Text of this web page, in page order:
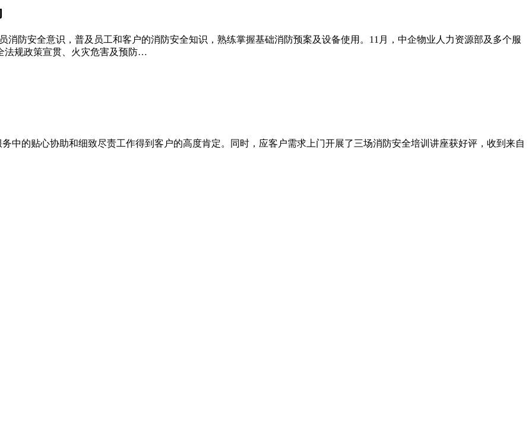
消防安全意识，普及员工和客户的消防安全知识，熟练掌握基础消防预案及设备使用。11月，中企物业人力资源部及多个服
法规政策宣贯、火灾危害及预防…
中的贴心协助和细致尽责工作得到客户的高度肯定。同时，应客户需求上门开展了三场消防安全培训讲座获好评，收到来自